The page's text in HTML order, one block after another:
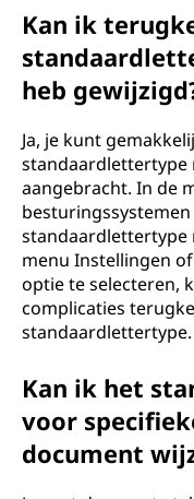
Kan ik
heb
Ja, je kunt
standaardlettertype
aangebracht. In de
standaardlettertype
menu Instellingen
optie te selecteren,
complicaties
standaardlettertype.
Kan ik het
voor
document